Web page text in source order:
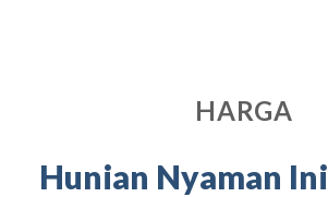
HARGA
Hunian Nyaman Ini